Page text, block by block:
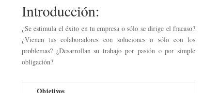
Introducción:
¿Se estimula el éxito en tu empresa o sólo se dirige el fracaso?
¿Vienen tus colaboradores con soluciones o sólo con los
problemas? ¿Desarrollan su trabajo por pasión o por simple
obligación?
Objetivos